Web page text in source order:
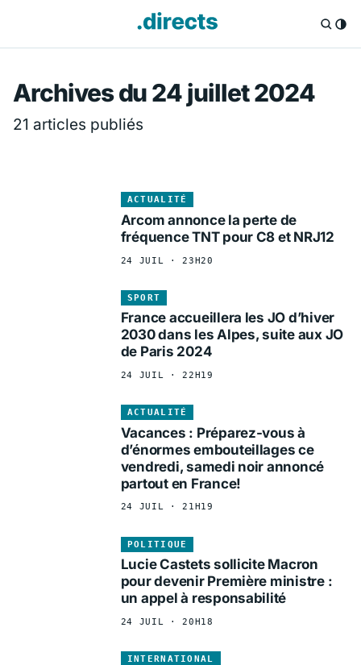
Directs.fr —
Archives du 24 juillet 2024
21 articles publiés
ACTUALITÉ
Arcom annonce la perte de
fréquence TNT pour C8 et NRJ12
24 JUIL · 23H20
SPORT
France accueillera les JO d’hiver
2030 dans les Alpes, suite aux JO
de Paris 2024
24 JUIL · 22H19
ACTUALITÉ
Vacances : Préparez-vous à
d’énormes embouteillages ce
vendredi, samedi noir annoncé
partout en France!
24 JUIL · 21H19
POLITIQUE
Lucie Castets sollicite Macron
pour devenir Première ministre :
un appel à responsabilité
24 JUIL · 20H18
INTERNATIONAL